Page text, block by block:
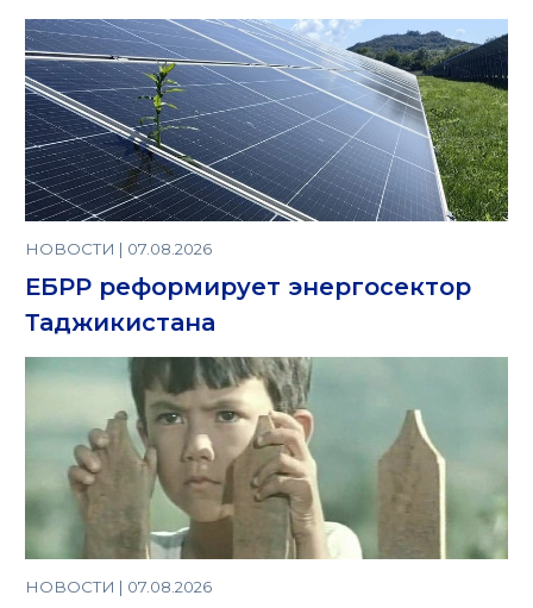
НОВОСТИ | 07.08.2026
ЕБРР реформирует энергосектор
Таджикистана
НОВОСТИ | 07.08.2026